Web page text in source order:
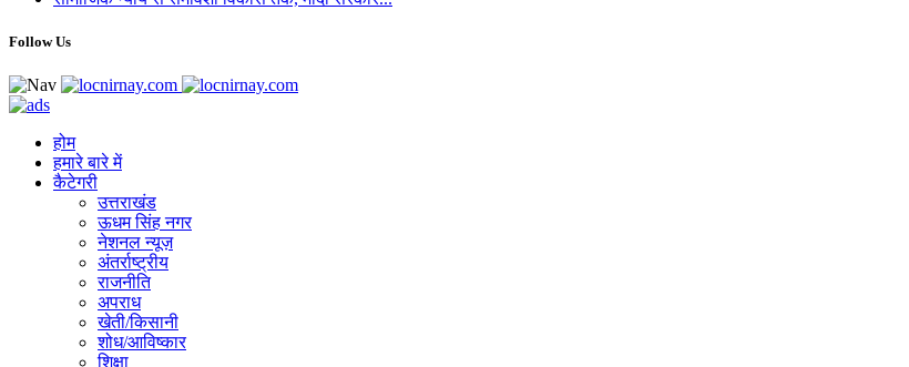
Follow Us
होम
हमारे बारे में
कैटेगरी
उत्तराखंड
ऊधम सिंह नगर
नेशनल न्यूज़
अंतर्राष्ट्रीय
राजनीति
अपराध
खेती/किसानी
शोध/आविष्कार
शिक्षा